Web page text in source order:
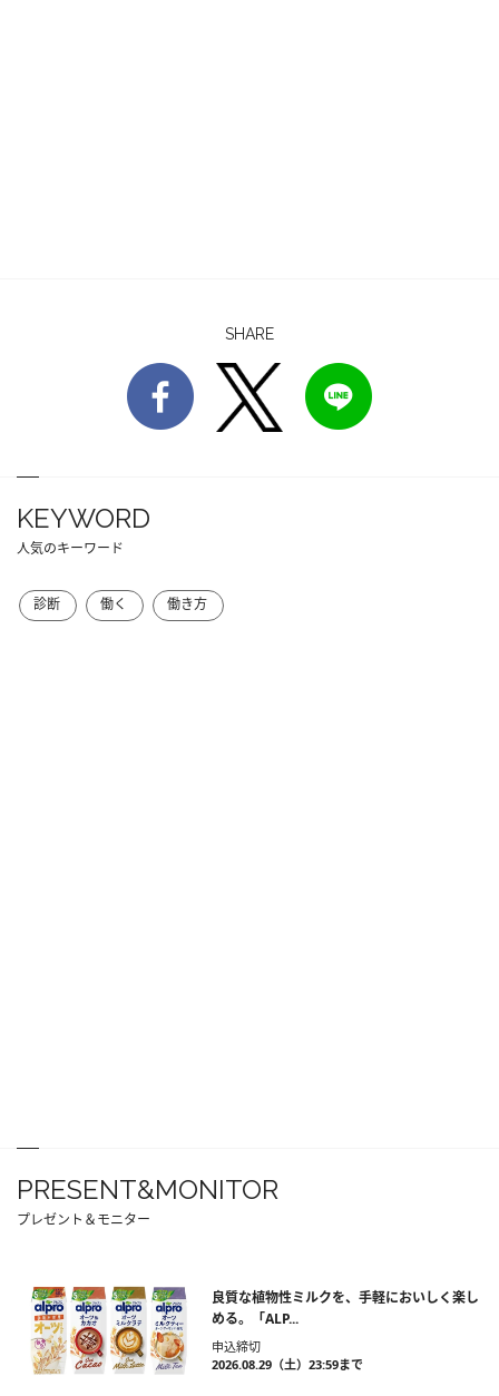
SHARE
KEYWORD
人気のキーワード
診断 働く 働き方
PRESENT&MONITOR
プレゼント＆モニター
良質な植物性ミルクを、手軽においしく楽し
める。「ALP...
申込締切
2026.08.29（土）23:59まで